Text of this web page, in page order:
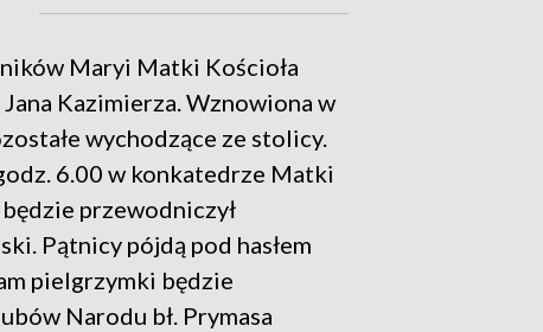
Maryi Matki Kościoła
Kazimierza. Wznowiona w
wychodzące ze stolicy.
6.00 w konkatedrze Matki
przewodniczył
Pątnicy pójdą pod hasłem
pielgrzymki będzie
Narodu bł. Prymasa